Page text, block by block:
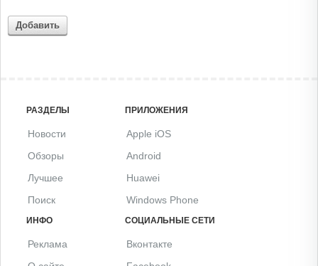
Добавить
РАЗДЕЛЫ
Новости
Обзоры
Лучшее
Поиск
ПРИЛОЖЕНИЯ
Apple iOS
Android
Huawei
Windows Phone
ИНФО
Реклама
СОЦИАЛЬНЫЕ СЕТИ
Вконтакте